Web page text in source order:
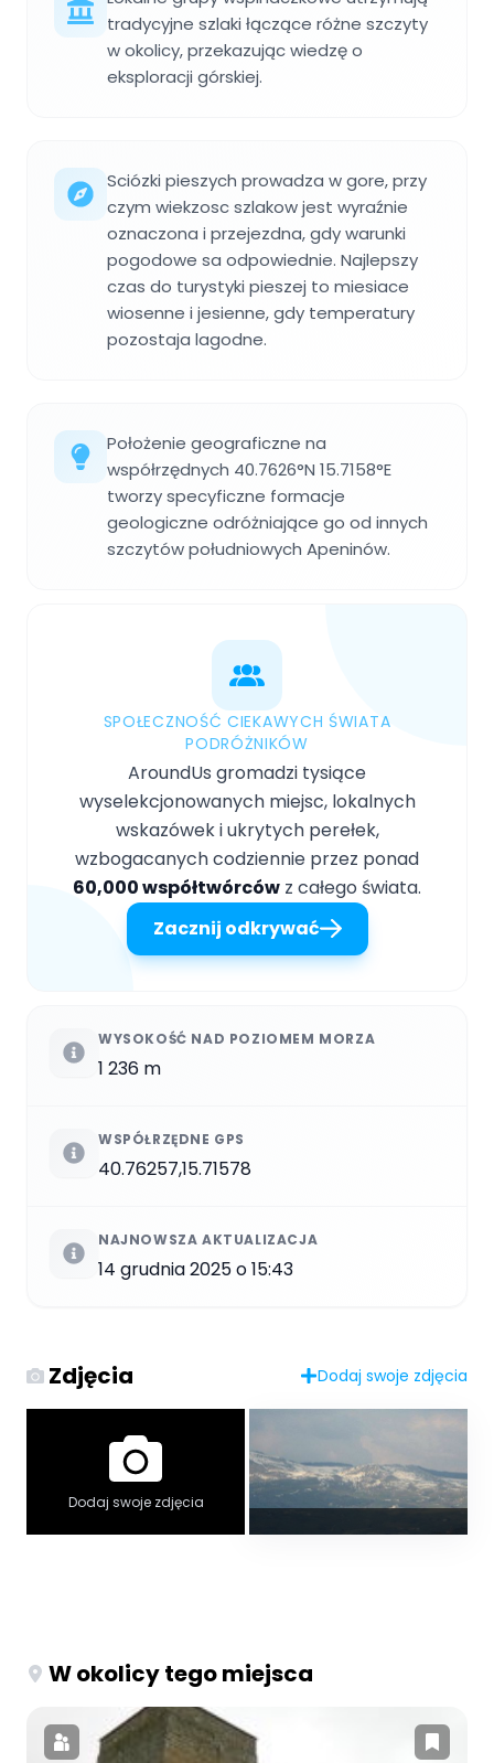
tradycyjne szlaki łączące różne szczyty
w okolicy, przekazując wiedzę o
eksploracji górskiej.
Sciózki pieszych prowadza w gore, przy
czym wiekzosc szlakow jest wyraźnie
oznaczona i przejezdna, gdy warunki
pogodowe sa odpowiednie. Najlepszy
czas do turystyki pieszej to miesiace
wiosenne i jesienne, gdy temperatury
pozostaja lagodne.
Położenie geograficzne na
współrzędnych 40.7626°N 15.7158°E
tworzy specyficzne formacje
geologiczne odróżniające go od innych
szczytów południowych Apeninów.
SPOŁECZNOŚĆ CIEKAWYCH ŚWIATA
PODRÓŻNIKÓW
AroundUs gromadzi tysiące
wyselekcjonowanych miejsc, lokalnych
wskazówek i ukrytych perełek,
wzbogacanych codziennie przez ponad
60,000 współtwórców z całego świata.
Zacznij odkrywać
WYSOKOŚĆ NAD POZIOMEM MORZA
1 236 m
WSPÓŁRZĘDNE GPS
40.76257,15.71578
NAJNOWSZA AKTUALIZACJA
14 grudnia 2025 o 15:43
Zdjęcia Dodaj swoje zdjęcia
Dodaj swoje zdjęcia
W okolicy tego miejsca